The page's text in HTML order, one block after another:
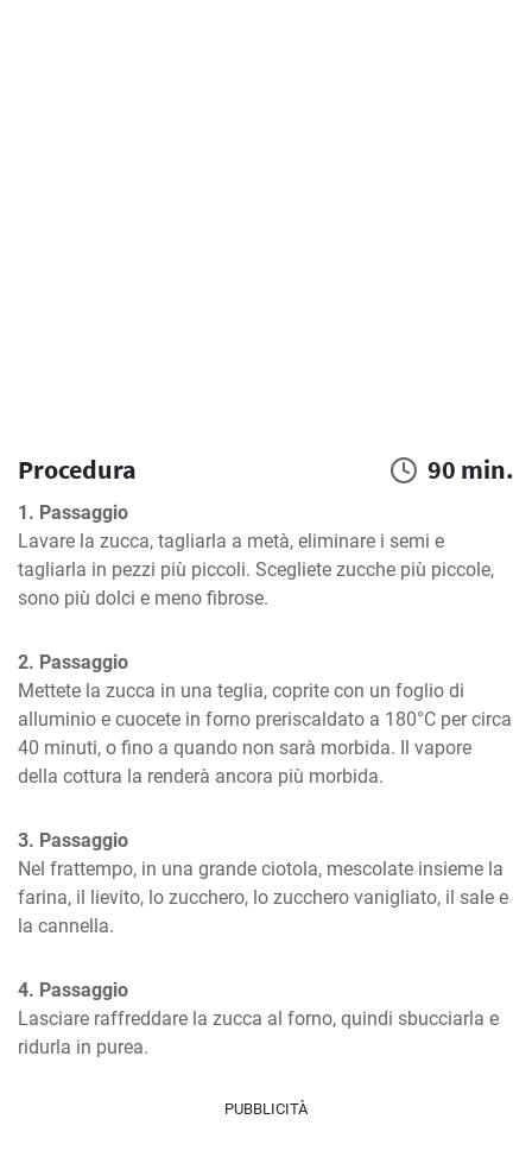
Procedura 90 min.
1. Passaggio
Lavare la zucca, tagliarla a metà, eliminare i semi e
tagliarla in pezzi più piccoli. Scegliete zucche più piccole,
sono più dolci e meno fibrose.
2. Passaggio
Mettete la zucca in una teglia, coprite con un foglio di
alluminio e cuocete in forno preriscaldato a 180°C per circa
40 minuti, o fino a quando non sarà morbida. Il vapore
della cottura la renderà ancora più morbida.
3. Passaggio
Nel frattempo, in una grande ciotola, mescolate insieme la
farina, il lievito, lo zucchero, lo zucchero vanigliato, il sale e
la cannella.
4. Passaggio
Lasciare raffreddare la zucca al forno, quindi sbucciarla e
ridurla in purea.
PUBBLICITÀ